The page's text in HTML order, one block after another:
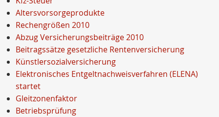
Altersvorsorgeprodukte
Rechengrößen 2010
Abzug Versicherungsbeiträge 2010
Beitragssätze gesetzliche Rentenversicherung
Künstlersozialversicherung
Elektronisches Entgeltnachweisverfahren (ELENA)
startet
Gleitzonenfaktor
Betriebsprüfung